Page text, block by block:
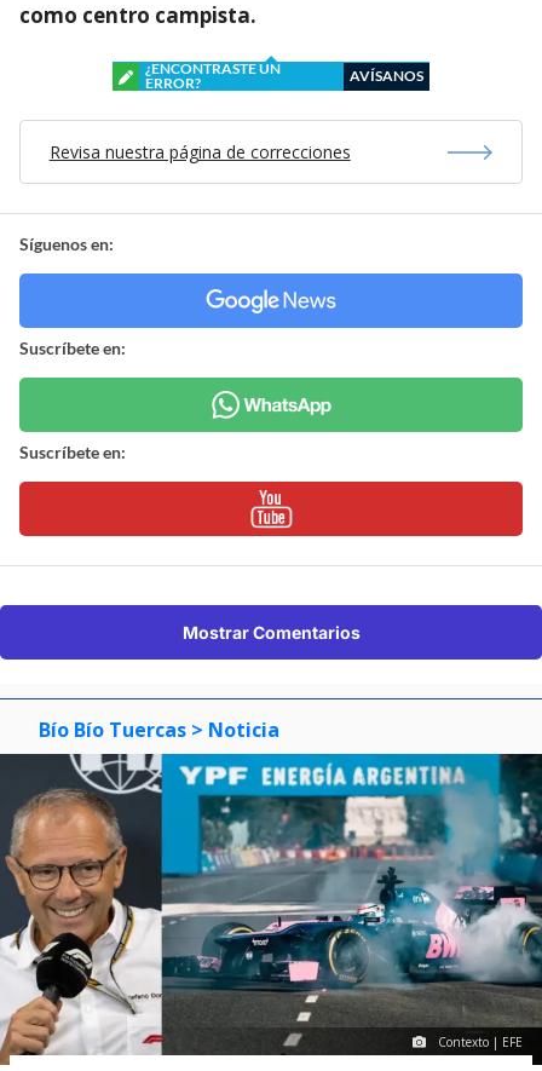
como centro campista.
¿ENCONTRASTE UN
ERROR?
AVÍSANOS
Revisa nuestra página de correcciones
Síguenos en:
Suscríbete en:
Suscríbete en:
Mostrar Comentarios
Bío Bío Tuercas > Noticia
Contexto | EFE